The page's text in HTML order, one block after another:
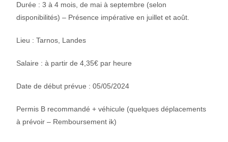
Durée : 3 à 4 mois, de mai à septembre (selon
disponibilités) – Présence impérative en juillet et août.
Lieu : Tarnos, Landes
Salaire : à partir de 4,35€ par heure
Date de début prévue : 05/05/2024
Permis B recommandé + véhicule (quelques déplacements
à prévoir – Remboursement ik)